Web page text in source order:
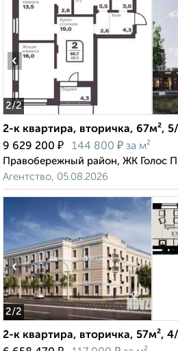
2/2
‹
2-к квартира, вторичка, 67м²,
9 629 200 ₽ 144 800 ₽ за м²
Правобережный район, ЖК Голос
Агентство, 05.08.2026
2/2
‹
2-к квартира, вторичка, 57м²,